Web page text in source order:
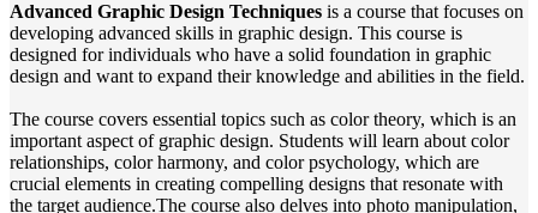
Advanced Graphic Design Techniques is a course that focuses on
developing advanced skills in graphic design. This course is
designed for individuals who have a solid foundation in graphic
design and want to expand their knowledge and abilities in the field.
The course covers essential topics such as color theory, which is an
important aspect of graphic design. Students will learn about color
relationships, color harmony, and color psychology, which are
crucial elements in creating compelling designs that resonate with
the target audience.The course also delves into photo manipulation,